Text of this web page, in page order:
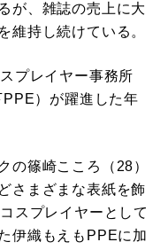
が、雑誌の売上に大
維持し続けている。
プレイヤー事務所
PPE）が躍進した年
篠崎こころ（28）
さまざまな表紙を飾
スプレイヤーとして
伊織もえもPPEに加